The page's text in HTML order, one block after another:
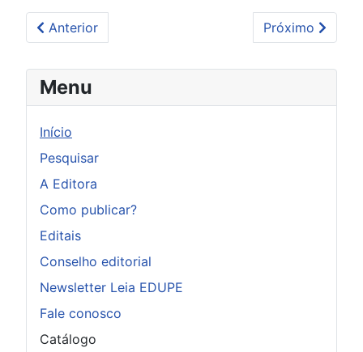
Artigo anterior: Práticas inovadoras e desafios
Anterior Próximo artigo:
Próximo
Menu
Início
Pesquisar
A Editora
Como publicar?
Editais
Conselho editorial
Newsletter Leia EDUPE
Fale conosco
Catálogo